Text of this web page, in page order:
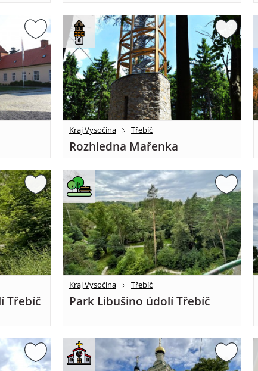
Kraj Vysočina Třebíč
Rozhledna Mařenka
Třebíč
Kraj Vysočina Třebíč
Park Libušino údolí Třebíč